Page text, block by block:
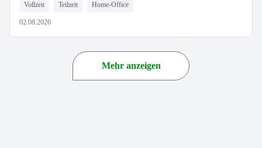
Vollzeit Teilzeit Home-Office
02.08.2026
Mehr anzeigen